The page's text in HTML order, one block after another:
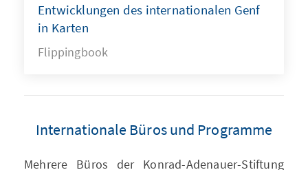
Entwicklungen des internationalen Genf
in Karten
Flippingbook
Internationale Büros und Programme
Mehrere Büros der Konrad-Adenauer-Stiftung